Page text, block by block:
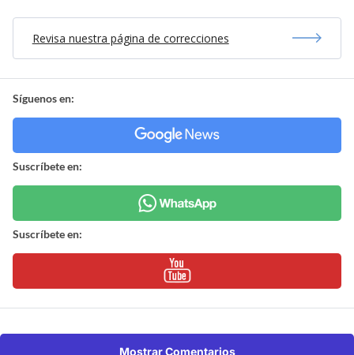
Revisa nuestra página de correcciones
Síguenos en:
Suscríbete en:
Suscríbete en:
Mostrar Comentarios